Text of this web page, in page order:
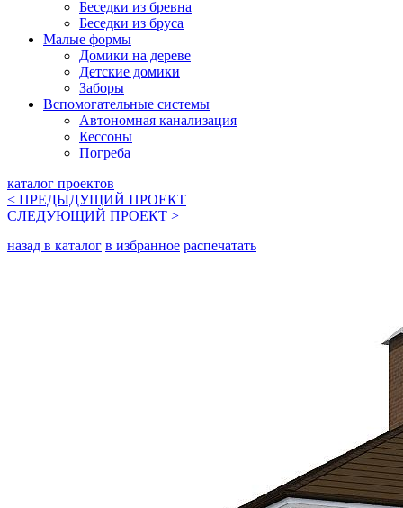
Беседки из бревна
Беседки из бруса
Малые формы
Домики на дереве
Детские домики
Заборы
Вспомогательные системы
Автономная канализация
Кессоны
Погреба
каталог проектов
< ПРЕДЫДУЩИЙ ПРОЕКТ
СЛЕДУЮЩИЙ ПРОЕКТ >
назад в каталог в избранное распечатать